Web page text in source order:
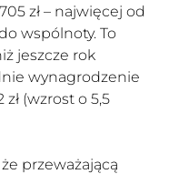
zł – najwięcej od
wspólnoty. To
jeszcze rok
wynagrodzenie
(wzrost o 5,5
przeważającą